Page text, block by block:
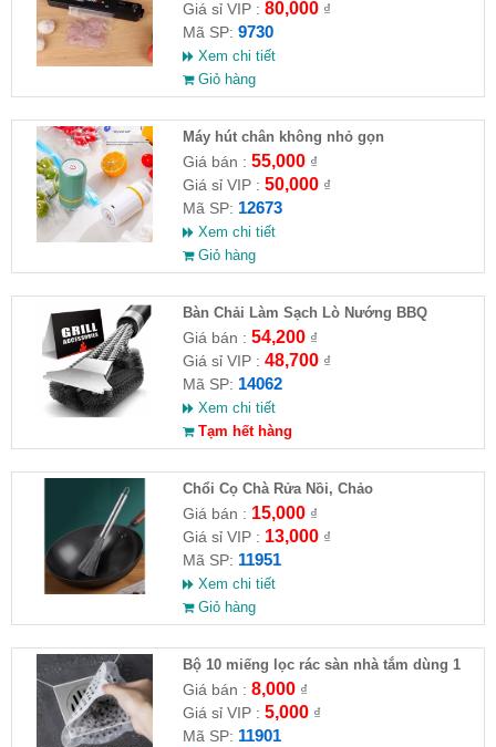
Giá sỉ VIP : 80,000₫
Mã SP: 9730
Xem chi tiết
Giỏ hàng
Máy hút chân không nhỏ gọn
Giá bán : 55,000₫
Giá sỉ VIP : 50,000₫
Mã SP: 12673
Xem chi tiết
Giỏ hàng
Bàn Chải Làm Sạch Lò Nướng BBQ
Giá bán : 54,200₫
Giá sỉ VIP : 48,700₫
Mã SP: 14062
Xem chi tiết
Tạm hết hàng
Chổi Cọ Chà Rửa Nồi, Chảo
Giá bán : 15,000₫
Giá sỉ VIP : 13,000₫
Mã SP: 11951
Xem chi tiết
Giỏ hàng
Bộ 10 miếng lọc rác sàn nhà tắm dùng 1
lần
Giá bán : 8,000₫
Giá sỉ VIP : 5,000₫
Mã SP: 11901